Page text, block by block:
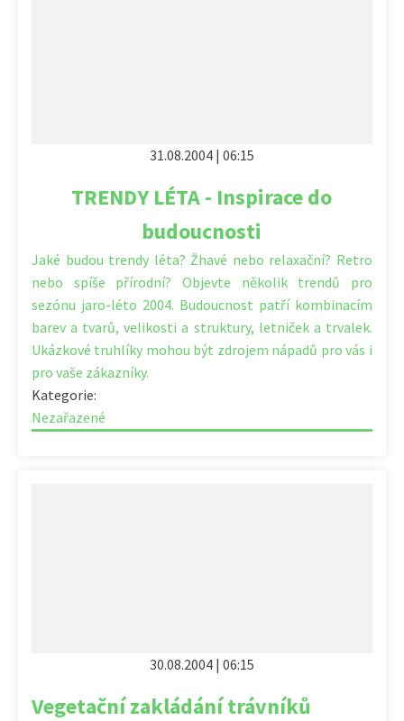
31.08.2004 | 06:15
TRENDY LÉTA - Inspirace do
budoucnosti
Jaké budou trendy léta? Žhavé nebo relaxační? Retro
nebo spíše přírodní? Objevte několik trendů pro
sezónu jaro-léto 2004. Budoucnost patří kombinacím
barev a tvarů, velikosti a struktury, letniček a trvalek.
Ukázkové truhlíky mohou být zdrojem nápadů pro vás i
pro vaše zákazníky.
Kategorie:
Nezařazené
30.08.2004 | 06:15
Vegetační zakládání trávníků